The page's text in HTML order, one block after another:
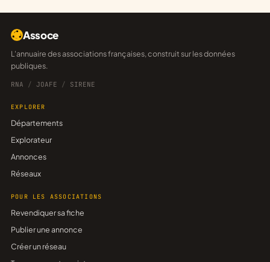
Assoce
L'annuaire des associations françaises, construit sur les données
publiques.
RNA / JOAFE / SIRENE
EXPLORER
Départements
Explorateur
Annonces
Réseaux
POUR LES ASSOCIATIONS
Revendiquer sa fiche
Publier une annonce
Créer un réseau